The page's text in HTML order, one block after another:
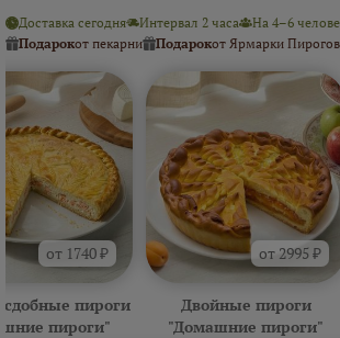
Доставка сегодня Интервал 2 часа
На 4–6
Подарокот пекарни Подарокот Ярмарки Пирогов
от 1740 ₽
пироги
пироги"
от 2995 ₽
Двойные пироги
"Домашние пироги"